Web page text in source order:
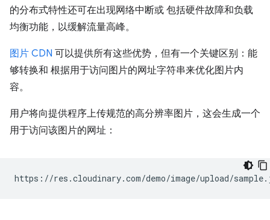
的分布式特性还可在出现网络中断或 包括硬件故障和负载
均衡功能，以缓解流量高峰。
图片 CDN 可以提供所有这些优势，但有一个关键区别：能
够转换和 根据用于访问图片的网址字符串来优化图片内
容。
用户将向提供程序上传规范的高分辨率图片，这会生成一个
用于访问该图片的网址：